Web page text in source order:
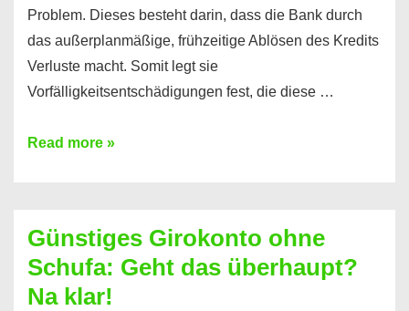
Problem. Dieses besteht darin, dass die Bank durch
das außerplanmäßige, frühzeitige Ablösen des Kredits
Verluste macht. Somit legt sie
Vorfälligkeitsentschädigungen fest, die diese …
Kredit
dabei
profitieren
–
Read more »
Günstiges Girokonto ohne
Schufa: Geht das überhaupt?
Na klar!